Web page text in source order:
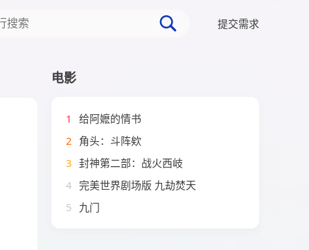
提交需求
电影
1
给阿嬷的情书
2 角头：斗阵欸
3 封神第二部：战火西岐
4 完美世界剧场版 九劫焚天
5 九门